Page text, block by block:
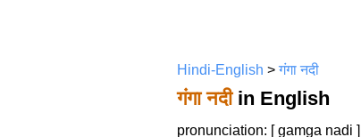
Hindi-English >गंगा नदी
गंगा नदीin English
pronunciation: [ gamga nadi ]